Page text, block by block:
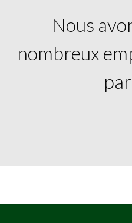
Nous
nombreux